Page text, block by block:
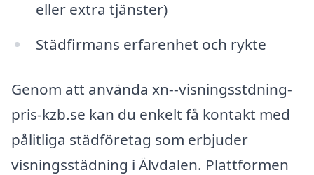
eller extra tjänster)
Städfirmans erfarenhet och rykte
Genom att använda xn--visningsstdning-
pris-kzb.se kan du enkelt få kontakt med
pålitliga städföretag som erbjuder
visningsstädning i Älvdalen. Plattformen